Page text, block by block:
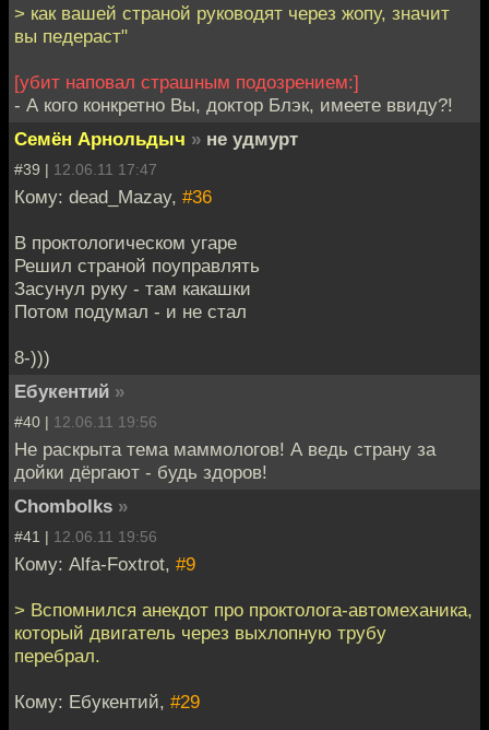
> как вашей страной руководят через жопу, значит
вы педераст"
[убит наповал страшным подозрением:]
- А кого конкретно Вы, доктор Блэк, имеете ввиду?!
Семён Арнольдыч » не удмурт
#39 | 12.06.11 17:47
Кому: dead_Mazay, #36
В проктологическом угаре
Решил страной поуправлять
Засунул руку - там какашки
Потом подумал - и не стал
8-)))
Ебукентий »
#40 | 12.06.11 19:56
Не раскрыта тема маммологов! А ведь страну за
дойки дёргают - будь здоров!
Chombolks »
#41 | 12.06.11 19:56
Кому: Alfa-Foxtrot, #9
> Вспомнился анекдот про проктолога-автомеханика,
который двигатель через выхлопную трубу
перебрал.
Кому: Ебукентий, #29